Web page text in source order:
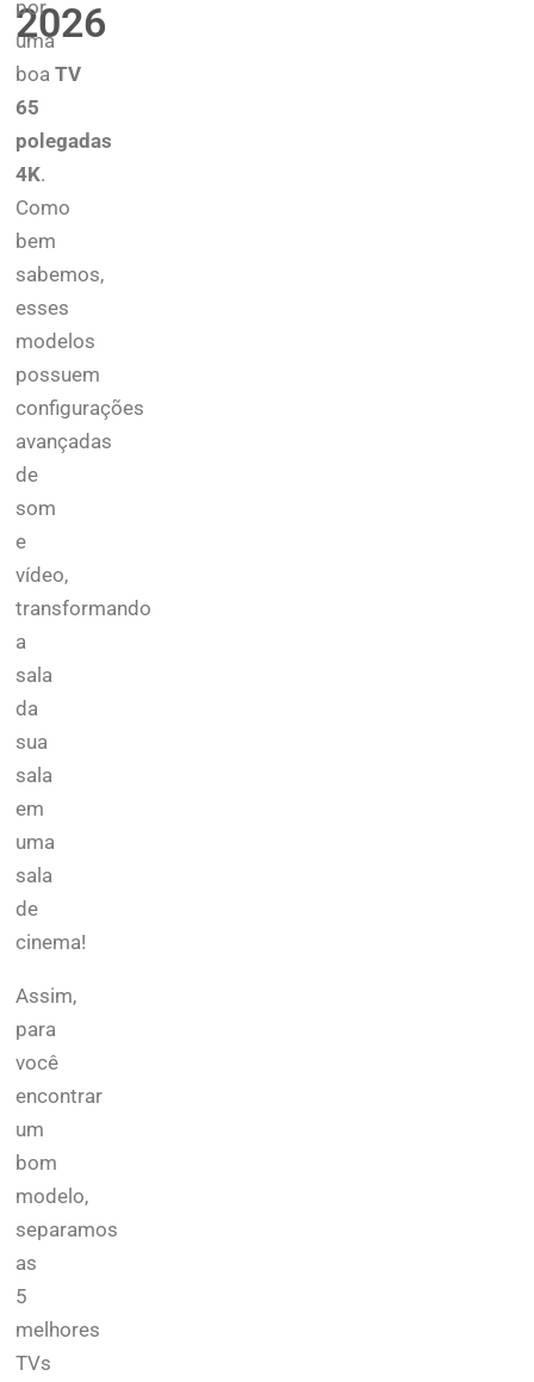
2026
por
uma
boaTV
65
polegadas
4K.
Como
bem
sabemos,
esses
modelos
possuem
configurações
avançadas
de
som
e
vídeo,
transformando
a
sala
da
sua
sala
em
uma
sala
de
cinema!
Assim,
para
você
encontrar
um
bom
modelo,
separamos
as
5
melhores
TVs